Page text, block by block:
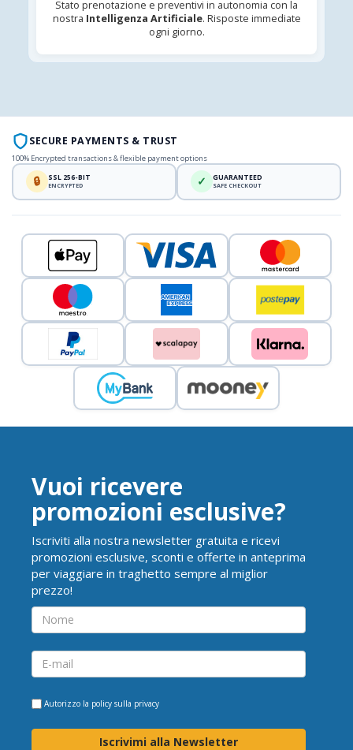
Stato prenotazione e preventivi in autonomia con la
nostra Intelligenza Artificiale. Risposte immediate
ogni giorno.
SECURE PAYMENTS & TRUST
100% Encrypted transactions & flexible payment options
🔒 SSL 256-BIT
ENCRYPTED ✓ GUARANTEED
SAFE CHECKOUT
Vuoi ricevere
promozioni esclusive?
Iscriviti alla nostra newsletter gratuita e ricevi
promozioni esclusive, sconti e offerte in anteprima
per viaggiare in traghetto sempre al miglior
prezzo!
Autorizzo la policy sulla privacy
Iscrivimi alla Newsletter